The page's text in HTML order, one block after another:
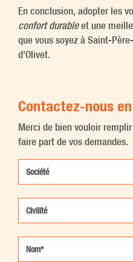
En conclusion, adopter les
confort durableet une
que vous soyez à Saint-
d'Olivet.
Contactez-nous
Merci de bien vouloir
faire part de vos demandes.